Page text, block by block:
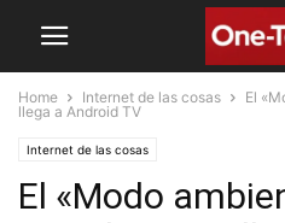
Home Internet de las cosas
El
llega a Android TV
Internet de las cosas
El «Modo